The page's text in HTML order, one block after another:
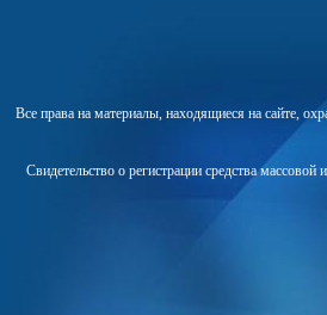
Все права на материалы, находящиеся на сайте,
Свидетельство о регистрации средства